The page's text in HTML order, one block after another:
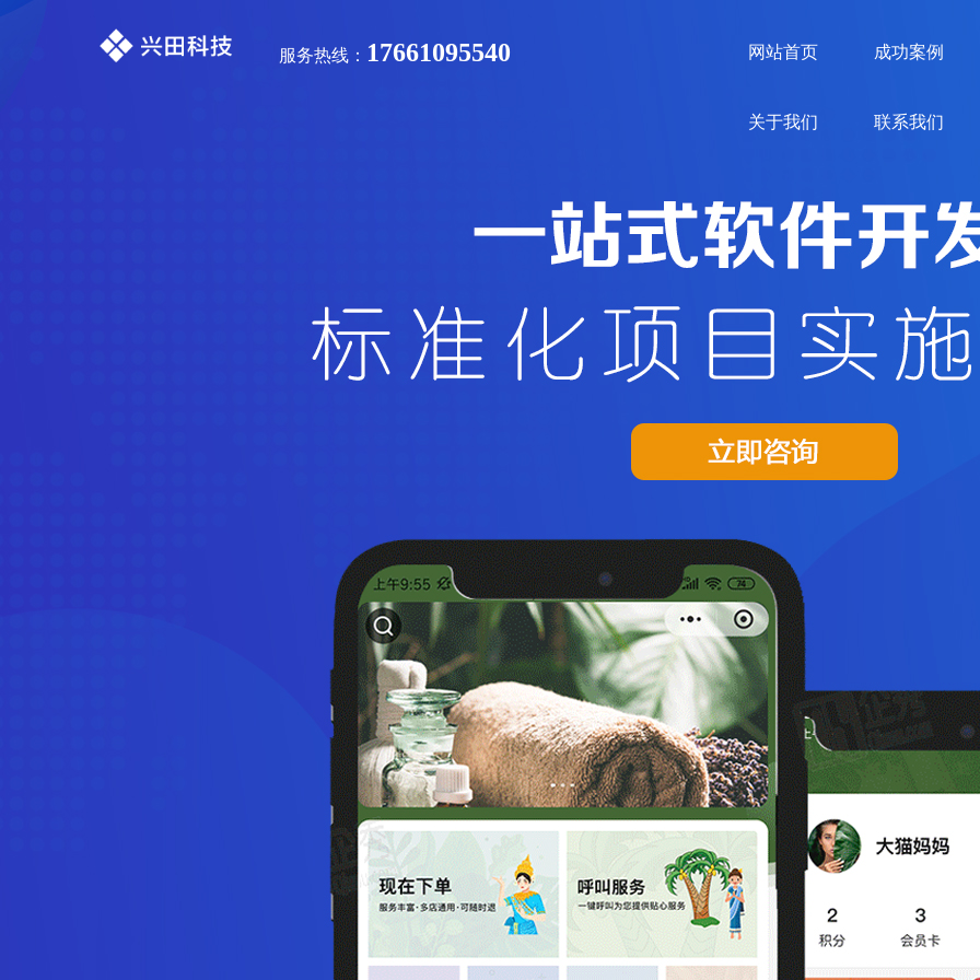
服务热线： 17661095540 网站首页 成功案例
关于我们 联系我们